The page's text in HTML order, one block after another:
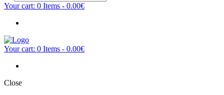
Your cart: 0 Items - 0.00€
Your cart: 0 Items - 0.00€
Close